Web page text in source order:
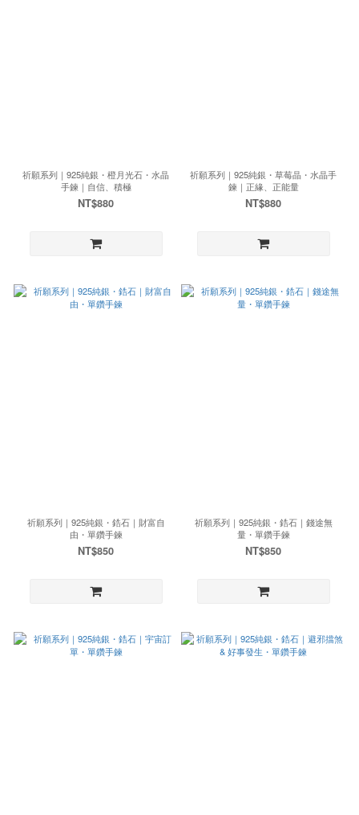
祈願系列｜925純銀・橙月光石・水晶
手鍊｜自信、積極
NT$880
祈願系列｜925純銀・草莓晶・水晶手
鍊｜正緣、正能量
NT$880
祈願系列｜925純銀・鋯石｜財富自
由・單鑽手鍊
NT$850
祈願系列｜925純銀・鋯石｜錢途無
量・單鑽手鍊
NT$850